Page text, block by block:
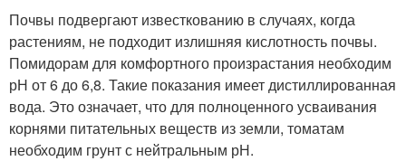
Почвы подвергают известкованию в случаях, когда
растениям, не подходит излишняя кислотность почвы.
Помидорам для комфортного произрастания необходим
рН от 6 до 6,8. Такие показания имеет дистиллированная
вода. Это означает, что для полноценного усваивания
корнями питательных веществ из земли, томатам
необходим грунт с нейтральным рН.